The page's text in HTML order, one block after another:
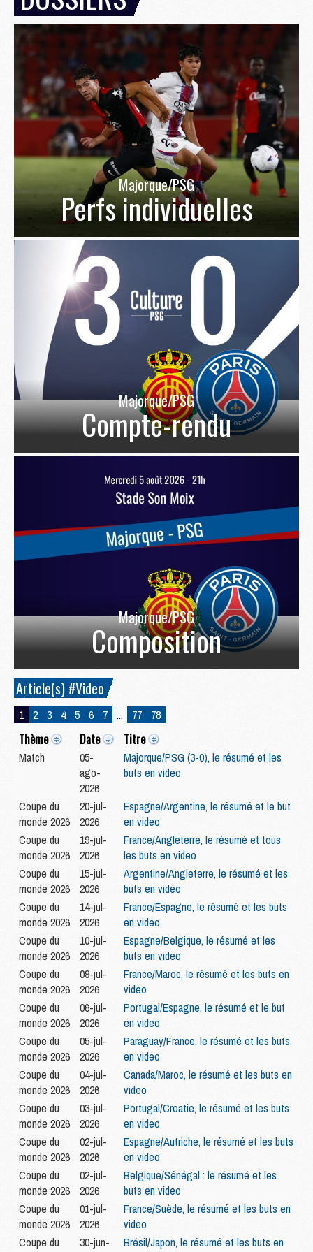
Majorque/PSG
Perfs individuelles
Majorque/PSG
Compte-rendu
Majorque/PSG
Composition
Article(s) #Video
1 2 3 4 5 6 7 ... 77 78
Thème Date Titre
Match
05-
ago-
2026
Majorque/PSG (3-0), le résumé et les
buts en video
Coupe du
monde 2026
20-jul-
2026
Espagne/Argentine, le résumé et le but
en video
Coupe du
monde 2026
19-jul-
2026
France/Angleterre, le résumé et tous
les buts en video
Coupe du
monde 2026
15-jul-
2026
Argentine/Angleterre, le résumé et les
buts en video
Coupe du
monde 2026
14-jul-
2026
France/Espagne, le résumé et les buts
en video
Coupe du
monde 2026
10-jul-
2026
Espagne/Belgique, le résumé et les
buts en video
Coupe du
monde 2026
09-jul-
2026
France/Maroc, le résumé et les buts en
video
Coupe du
monde 2026
06-jul-
2026
Portugal/Espagne, le résumé et le but
en video
Coupe du
monde 2026
05-jul-
2026
Paraguay/France, le résumé et les buts
en video
Coupe du
monde 2026
04-jul-
2026
Canada/Maroc, le résumé et les buts en
video
Coupe du
monde 2026
03-jul-
2026
Portugal/Croatie, le résumé et les buts
en video
Coupe du
monde 2026
02-jul-
2026
Espagne/Autriche, le résumé et les buts
en video
Coupe du
monde 2026
02-jul-
2026
Belgique/Sénégal : le résumé et les
buts en video
Coupe du
monde 2026
01-jul-
2026
France/Suède, le résumé et les buts en
video
Coupe du
30-jun-
Brésil/Japon, le résumé et les buts en